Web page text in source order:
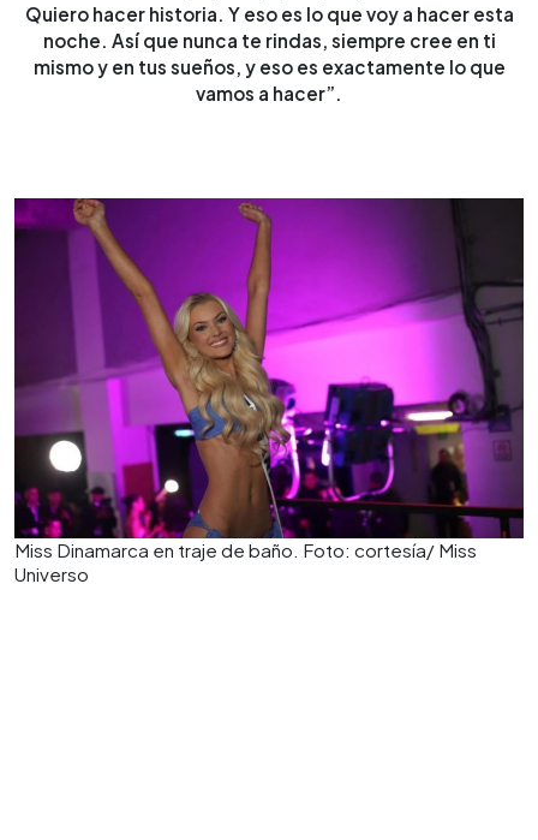
Quiero hacer historia. Y eso es lo que voy a hacer esta
noche. Así que nunca te rindas, siempre cree en ti
mismo y en tus sueños, y eso es exactamente lo que
vamos a hacer”.
Miss Dinamarca en traje de baño. Foto: cortesía/ Miss
Universo